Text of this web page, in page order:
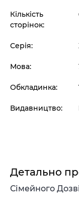
Кількість
сторінок:
Серія:
Мова:
Обкладинка:
Видавництво:
Детально
Сімейного